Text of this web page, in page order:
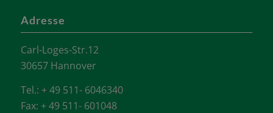
Adresse
Carl-Loges-Str.12
30657 Hannover
Tel.: + 49 511- 6046340
Fax: + 49 511- 601048